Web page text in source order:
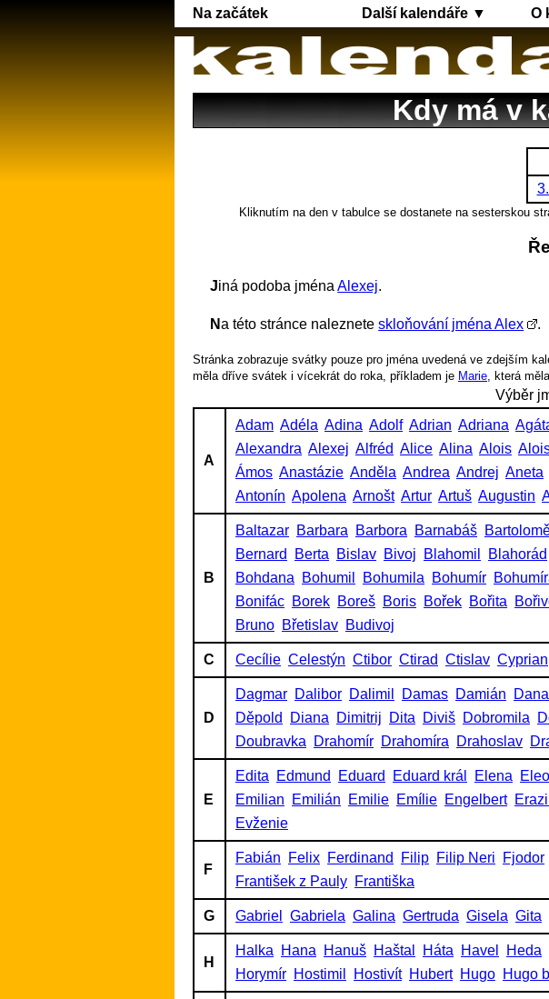
Na začátek Další kalendáře ▼ O
Kdy má v
Kliknutím na den v tabulce se dostanete na sesterskou
Jiná podoba jménaAlexej.
Na této stránce nalezneteskloňování jména Alex .
Stránka zobrazuje svátky pouze pro jména uvedená ve zdejším
měla dříve svátek i vícekrát do roka, příkladem je Marie , která
Výběr
A
Adam Adéla Adina Adolf Adrian Adriana
Alexandra Alexej Alfréd Alice Alina Alois
Ámos Anastázie Anděla Andrea Andrej Aneta
Antonín Apolena Arnošt Artur Artuš Augustin
B
Baltazar Barbara Barbora Barnabáš
Bernard
Berta Bislav Bivoj Blahomil Blahorád
Bohdana
Bohumil Bohumila Bohumír
Bonifác Borek Boreš Boris Bořek Bořita
Bruno Břetislav Budivoj
C Cecílie Celestýn Ctibor Ctirad Ctislav Cyprian
D
Dagmar Dalibor Dalimil Damas Damián Dana
Děpold
Diana Dimitrij Dita Diviš Dobromila
Doubravka
Drahomír Drahomíra Drahoslav
E
Edita Edmund Eduard Eduard král Elena
Emilian
Emilián Emilie Emílie Engelbert
Evženie
F
Fabián Felix Ferdinand Filip Filip Neri Fjodor
František z Pauly Františka
G Gabriel Gabriela Galina Gertruda Gisela Gita
H
Halka Hana Hanuš Haštal Háta Havel Heda
Horymír Hostimil Hostivít Hubert Hugo Hugo